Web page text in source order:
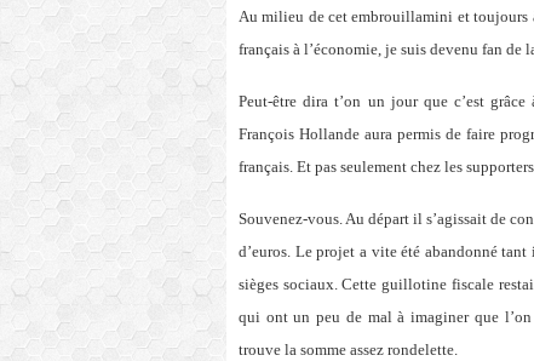
Au milieu de cet embrouillamini et toujours
français à l’économie, je suis devenu fan de
Peut-être dira t’on un jour que c’est
François Hollande aura permis de faire
français. Et pas seulement chez les
Souvenez-vous. Au départ il s’agissait de
d’euros. Le projet a vite été abandonné
sièges sociaux. Cette guillotine fiscale
qui ont un peu de mal à imaginer que
trouve la somme assez rondelette.